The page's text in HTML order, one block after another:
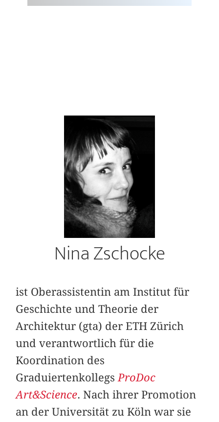
Nina Zschocke
ist Oberassistentin am Institut für
Geschichte und Theorie der
Architektur (gta) der ETH Zürich
und verantwortlich für die
Koordination des
GraduiertenkollegsProDoc
Art&Science. Nach ihrer Promotion
an der Universität zu Köln war sie